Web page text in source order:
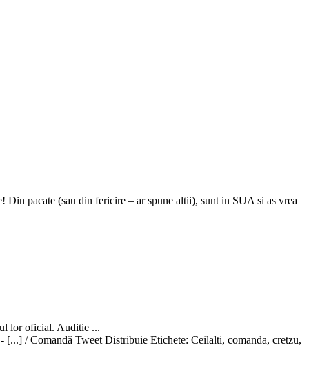
Din pacate (sau din fericire – ar spune altii), sunt in SUA si as vrea
lor oficial. Auditie ...
- [...] / Comandă Tweet Distribuie Etichete: Ceilalti, comanda, cretzu,